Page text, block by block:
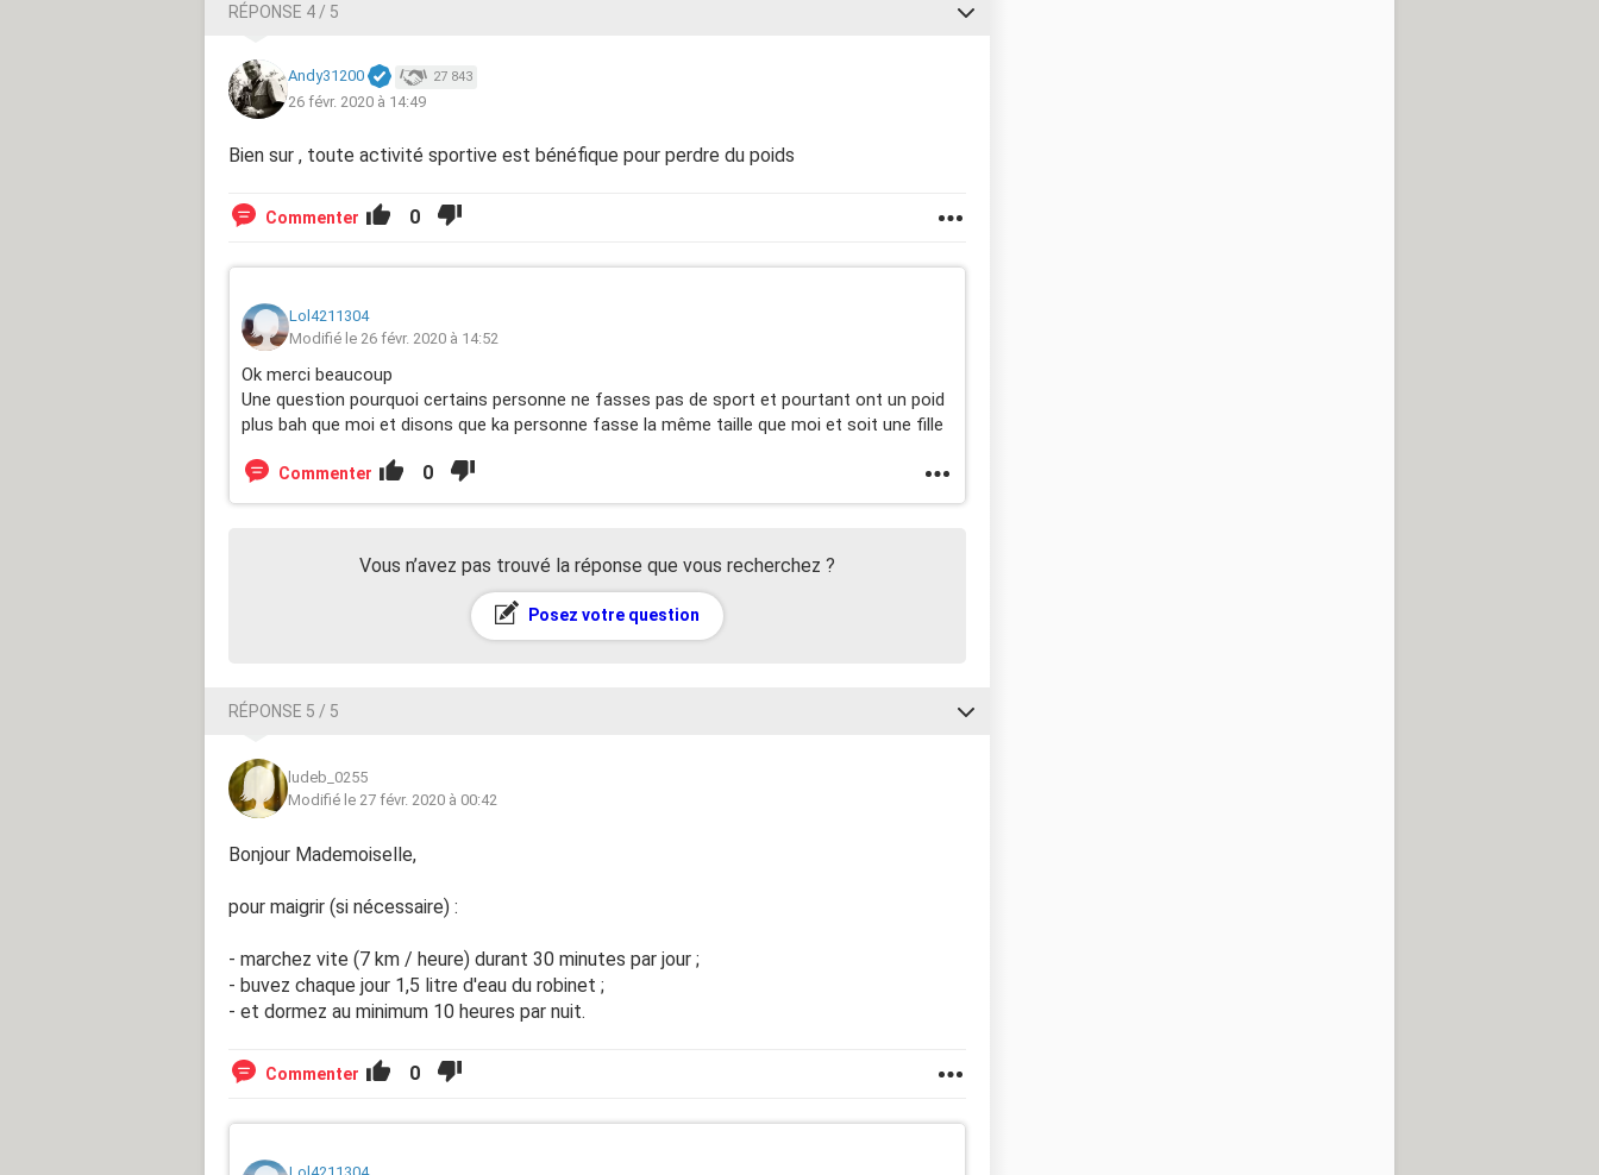
RÉPONSE 4 / 5
Andy31200 27 843
26 févr. 2020 à 14:49
Bien sur , toute activité sportive est bénéfique pour perdre du poids
Commenter 0
Lol4211304
Modifié le 26 févr. 2020 à 14:52
Ok merci beaucoup
Une question pourquoi certains personne ne fasses pas de sport et pourtant ont un poid
plus bah que moi et disons que ka personne fasse la même taille que moi et soit une fille
Commenter 0
Vous n’avez pas trouvé la réponse que vous recherchez ?
Posez votre question
RÉPONSE 5 / 5
ludeb_0255
Modifié le 27 févr. 2020 à 00:42
Bonjour Mademoiselle,
pour maigrir (si nécessaire) :
- marchez vite (7 km / heure) durant 30 minutes par jour ;
- buvez chaque jour 1,5 litre d'eau du robinet ;
- et dormez au minimum 10 heures par nuit.
Commenter 0
Lol4211304